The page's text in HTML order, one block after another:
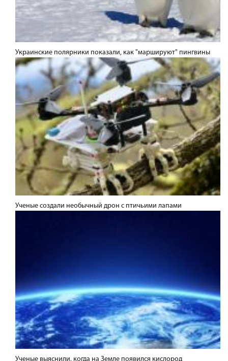
Украинские полярники показали, как "маршируют" пингвины
Ученые создали необычный дрон с птичьими лапами
Ученые выяснили, когда на Земле появился кислород